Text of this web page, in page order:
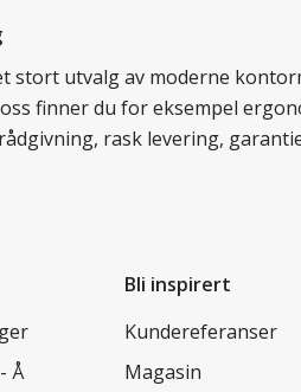
utvalg av moderne
finner du for eksempel
rask levering,
Å
Bli inspirert
Kundereferanser
Magasin